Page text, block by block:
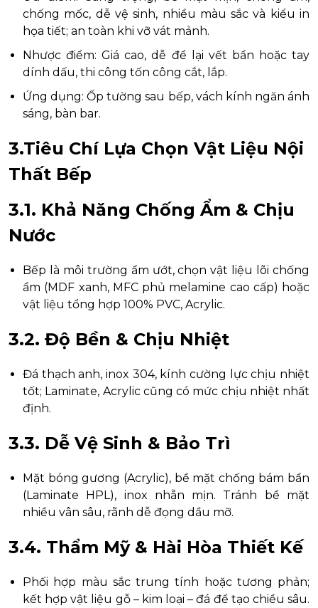
chống mốc, dễ vệ sinh, nhiều màu sắc và kiểu in
họa tiết; an toàn khi vỡ vát mảnh.
Nhược điểm: Giá cao, dễ để lại vết bẩn hoặc tay
dính dấu, thi công tốn công cắt, lắp.
Ứng dụng: Ốp tường sau bếp, vách kính ngăn ánh
sáng, bàn bar.
3.Tiêu Chí Lựa Chọn Vật Liệu Nội
Thất Bếp
3.1. Khả Năng Chống Ẩm & Chịu
Nước
Bếp là môi trường ẩm ướt, chọn vật liệu lõi chống
ẩm (MDF xanh, MFC phủ melamine cao cấp) hoặc
vật liệu tổng hợp 100% PVC, Acrylic.
3.2. Độ Bền & Chịu Nhiệt
Đá thạch anh, inox 304, kính cường lực chịu nhiệt
tốt; Laminate, Acrylic cũng có mức chịu nhiệt nhất
định.
3.3. Dễ Vệ Sinh & Bảo Trì
Mặt bóng gương (Acrylic), bề mặt chống bám bẩn
(Laminate HPL), inox nhẵn mịn. Tránh bề mặt
nhiều vân sâu, rãnh dễ đọng dầu mỡ.
3.4. Thẩm Mỹ & Hài Hòa Thiết Kế
Phối hợp màu sắc trung tính hoặc tương phản;
kết hợp vật liệu gỗ – kim loại – đá để tạo chiều sâu.